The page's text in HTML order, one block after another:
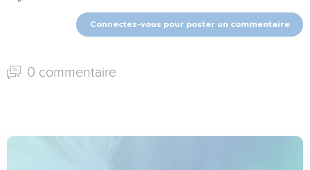
Connectez-vous pour poster un commentaire
0 commentaire